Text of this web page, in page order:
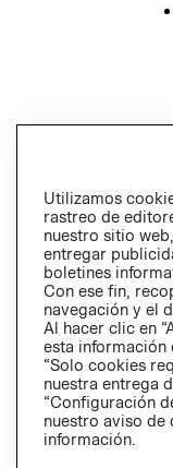
Perú (S/)
CAMBIAR REGIÓN
Utilizamos
rastreo de
nuestro sitio
entregar
boletines
Con ese fin,
navegación y el
Al hacer clic en
esta
“Solo cookies
nuestra entrega
“Configuración
nuestro aviso
información.